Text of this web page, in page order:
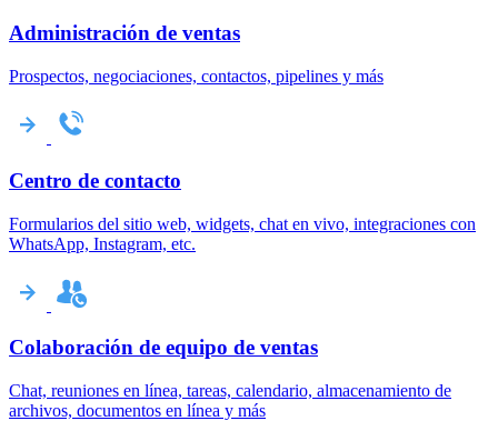
Administración de ventas
Prospectos, negociaciones, contactos, pipelines y más
Centro de contacto
Formularios del sitio web, widgets, chat en vivo, integraciones con
WhatsApp, Instagram, etc.
Colaboración de equipo de ventas
Chat, reuniones en línea, tareas, calendario, almacenamiento de
archivos, documentos en línea y más